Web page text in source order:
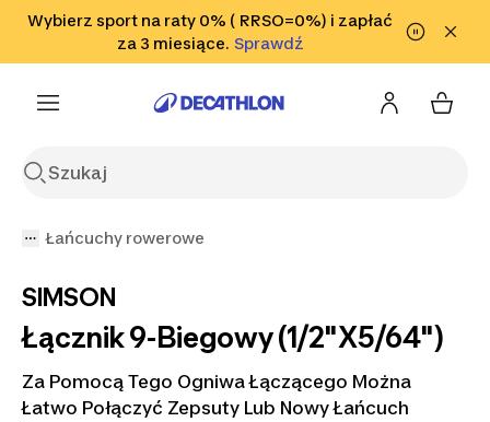
Przejdź do wyszukiwania Przejdź do treści
Przejdź
Wybierz sport na raty 0% ( RRSO=0%) i zapłać
za 3 miesiące. SprawdźSprawdź
Sprawdź
Łańcuchy rowerowe
SIMSON
Łącznik 9-Biegowy (1/2"X5/64")
Za Pomocą Tego Ogniwa Łączącego Można
Łatwo Połączyć Zepsuty Lub Nowy Łańcuch